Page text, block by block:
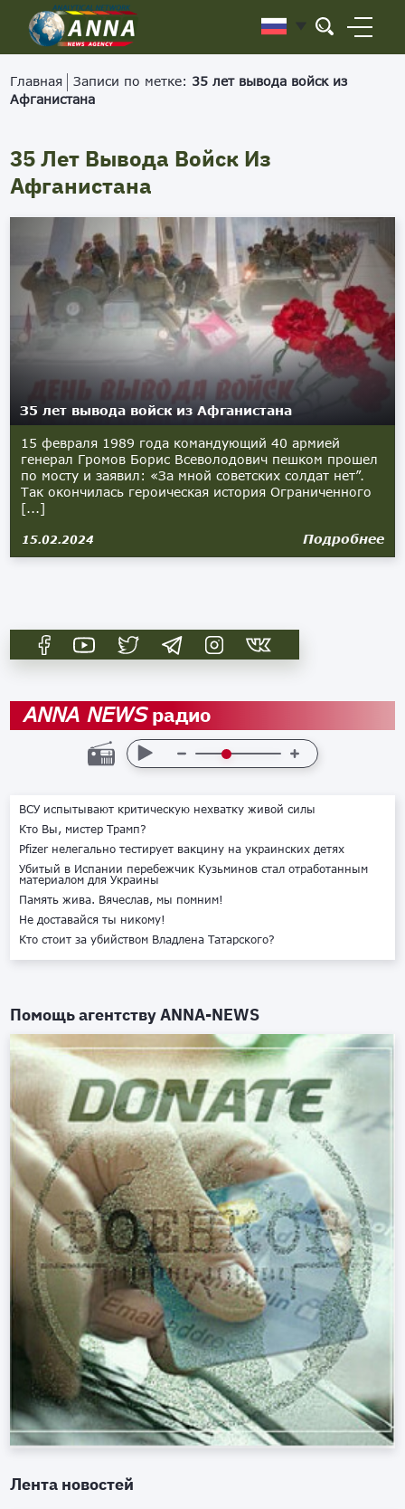
Главная Записи по метке: 35 лет вывода войск из
Афганистана
35 Лет Вывода Войск Из
Афганистана
З5 лет вывода войск из Афганистана
15 февраля 1989 года командующий 40 армией
генерал Громов Борис Всеволодович пешком прошел
по мосту и заявил: «За мной советских солдат нет”.
Так окончилась героическая история Ограниченного
[...]
15.02.2024 Подробнее
ANNA NEWSрадио
ВСУ испытывают критическую нехватку живой силы
Кто Вы, мистер Трамп?
Pfizer нелегально тестирует вакцину на украинских детях
Убитый в Испании перебежчик Кузьминов стал отработанным
материалом для Украины
Память жива. Вячеслав, мы помним!
Не доставайся ты никому!
Кто стоит за убийством Владлена Татарского?
Помощь агентствуANNA-NEWS
Лента новостей